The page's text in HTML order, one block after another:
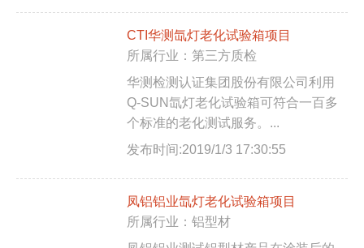
CTI华测氙灯老化试验箱项目
所属行业：第三方质检
华测检测认证集团股份有限公司利用
Q-SUN氙灯老化试验箱可符合一百多
个标准的老化测试服务。...
发布时间:2019/1/3 17:30:55
凤铝铝业氙灯老化试验箱项目
所属行业：铝型材